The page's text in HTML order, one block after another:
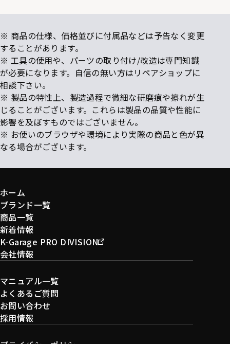
※ 商品の仕様、価格並びに付属品などは予告なく変更
することがあります。
※ 工具の使用や、パーツの取り付け/改造は専門知識
が必要になります。自信の無い方はリペアショップに
相談下さい。
※ 製品の特性上、製造過程で微細な研磨痕や擦れが生
じることがございます。これらは製品の品質や性能に
影響を及ぼすものではございません。
※ お使いのブラウザや環境により実際の商品と色が異
なる場合がございます。
ホーム
ブランド一覧
商品一覧
新着情報
K-Garage PRO DIVISION
会社情報
マニュアル一覧
よくあるご質問
お問い合わせ
採用情報